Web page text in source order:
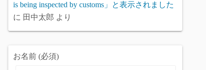
is being inspected by customs」と表示されました
に 田中太郎 より
お名前 (必須)